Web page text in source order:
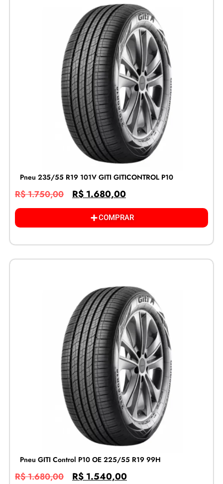
Pneu 235/55 R19 101V GITI GITICONTROL P10
R$1.750,00 R$ 1.680,00
COMPRAR
Pneu GITI Control P10 OE 225/55 R19 99H
R$1.680,00 R$1.540,00